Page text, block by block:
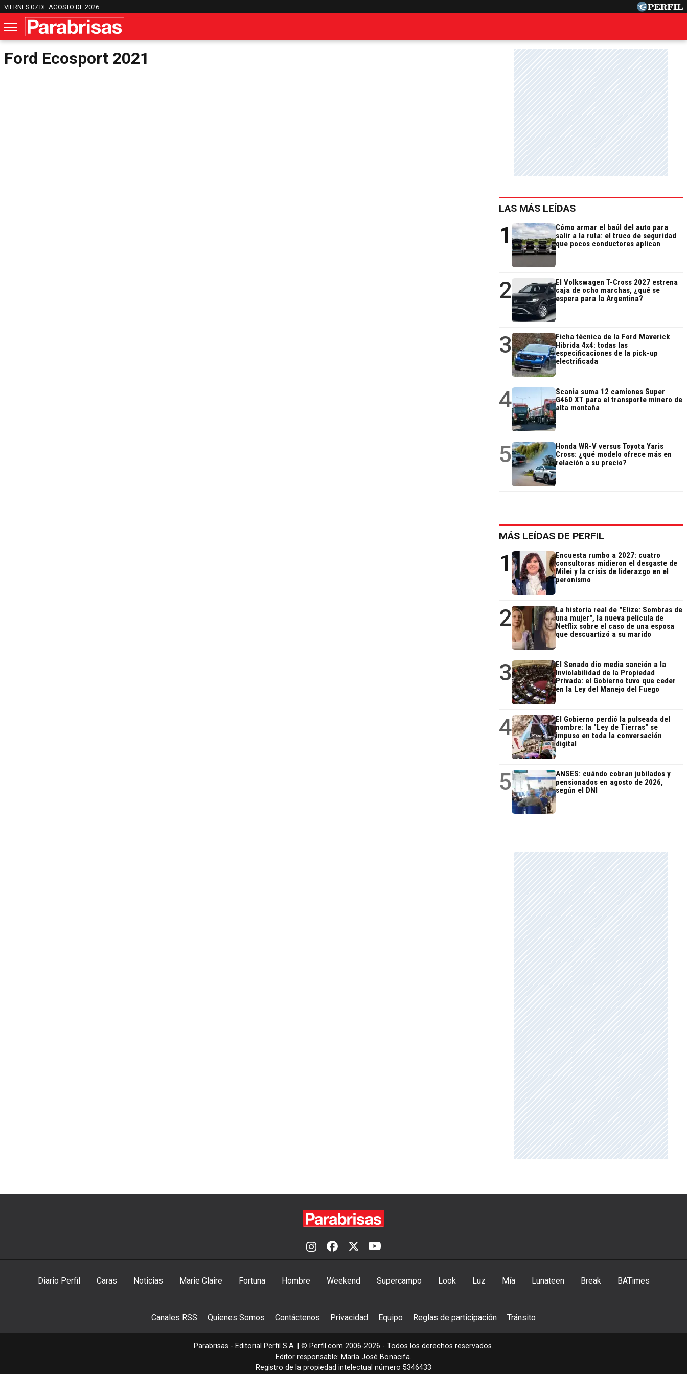
VIERNES 07 DE AGOSTO DE 2026
Ford Ecosport 2021
LAS MÁS LEÍDAS
1
Cómo armar el baúl del auto para
salir a la ruta: el truco de seguridad
que pocos conductores aplican
2
El Volkswagen T-Cross 2027 estrena
caja de ocho marchas, ¿qué se
espera para la Argentina?
3
Ficha técnica de la Ford Maverick
Híbrida 4x4: todas las
especificaciones de la pick-up
electrificada
4
Scania suma 12 camiones Super
G460 XT para el transporte minero de
alta montaña
5
Honda WR-V versus Toyota Yaris
Cross: ¿qué modelo ofrece más en
relación a su precio?
MÁS LEÍDAS DE PERFIL
1
Encuesta rumbo a 2027: cuatro
consultoras midieron el desgaste de
Milei y la crisis de liderazgo en el
peronismo
2
La historia real de "Elize: Sombras de
una mujer", la nueva película de
Netflix sobre el caso de una esposa
que descuartizó a su marido
3
El Senado dio media sanción a la
Inviolabilidad de la Propiedad
Privada: el Gobierno tuvo que ceder
en la Ley del Manejo del Fuego
4
El Gobierno perdió la pulseada del
nombre: la "Ley de Tierras" se
impuso en toda la conversación
digital
5
ANSES: cuándo cobran jubilados y
pensionados en agosto de 2026,
según el DNI
Diario Perfil Caras Noticias Marie Claire Fortuna Hombre Weekend Supercampo Look Luz Mía Lunateen Break BATimes
Canales RSS Quienes Somos Contáctenos Privacidad Equipo Reglas de participación Tránsito
Parabrisas - Editorial Perfil S.A. | © Perfil.com 2006-2026 - Todos los derechos reservados.
Editor responsable: María José Bonacifa.
Registro de la propiedad intelectual número 5346433